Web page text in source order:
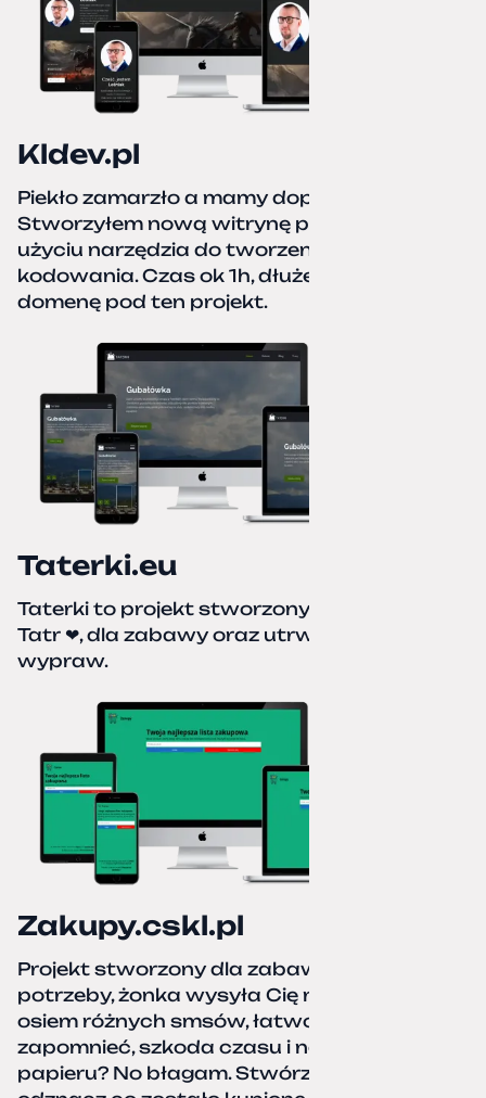
Kldev.pl
Piekło zamarzło a mamy dopiero jesień.
Stworzyłem nową witrynę portfolio przy
użyciu narzędzia do tworzenia stron bez
kodowania. Czas ok 1h, dłużej podpinałem
domenę pod ten projekt.
Taterki.eu
Taterki to projekt stworzony z miłości do
Tatr ❤, dla zabawy oraz utrwalenia naszych
wypraw.
Zakupy.cskl.pl
Projekt stworzony dla zabawy i realnej
potrzeby, żonka wysyła Cię na zakupy,
osiem różnych smsów, łatwo coś pominać,
zapomnieć, szkoda czasu i nerwów. Kartka
papieru? No błagam. Stwórz listę zakupów,